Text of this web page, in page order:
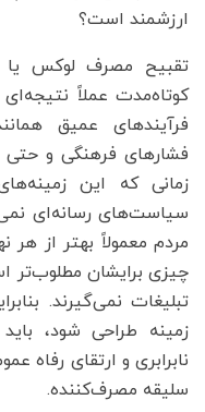
ارزشمند است؟
تقبیح مصرف لوکس یا
کوتاه‌مدت عملاً
فرآیندهای عمیق
فشارهای فرهنگی و
زمانی که این
سیاست‌های رسانه‌ای
مردم معمولاً بهتر از
چیزی برایشان مطلوب‌تر
تبلیغات نمی‌گیرند.
زمینه طراحی شود،
نابرابری و ارتقای رفاه
سلیقه مصرف‌کننده.